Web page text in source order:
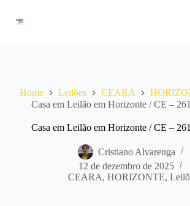
Home Leilões CEARA
Casa em Leilão em Horizonte / CE –
Casa em Leilão em Horizonte / CE –
Cristiano Alvarenga
12 de dezembro de 2025
CEARA,HORIZONTE,